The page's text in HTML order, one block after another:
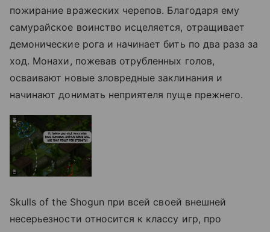
пожирание вражеских черепов. Благодаря ему
самурайское воинство исцеляется, отращивает
демонические рога и начинает бить по два раза за
ход. Монахи, пожевав отрубленных голов,
осваивают новые зловредные заклинания и
начинают донимать неприятеля пуще прежнего.
Skulls of the Shogun при всей своей внешней
несерьезности относится к классу игр, про